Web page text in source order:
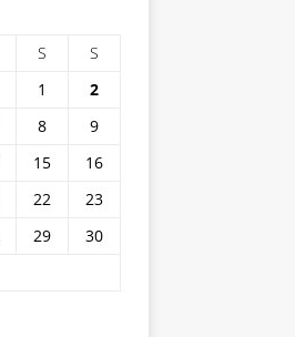
S
S
1
2
8
9
15
16
22
23
29
30